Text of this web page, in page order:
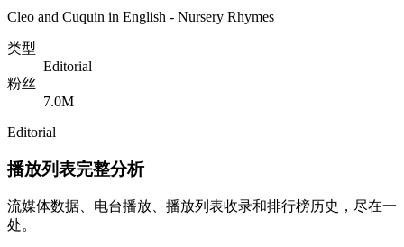
Cleo and Cuquin in English - Nursery Rhymes
类型
Editorial
粉丝
7.0M
Editorial
播放列表完整分析
流媒体数据、电台播放、播放列表收录和排行榜历史，尽在一
处。